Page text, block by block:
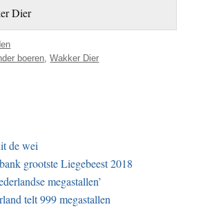
Dier
boeren,Wakker Dier
de wei
grootste Liegebeest 2018
megastallen’
telt 999 megastallen